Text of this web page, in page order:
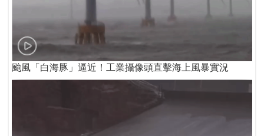
颱風「白海豚」逼近！工業攝像頭直擊海上風暴實況